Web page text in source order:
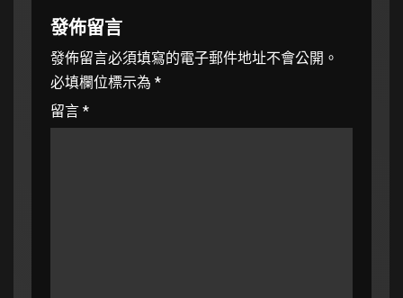
發佈留言
發佈留言必須填寫的電子郵件地址不會公開。
必填欄位標示為 *
留言 *